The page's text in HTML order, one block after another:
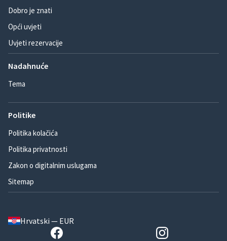
Dobro je znati
Opći uvjeti
Uvjeti rezervacije
Nadahnuće
Tema
Politike
Politika kolačića
Politika privatnosti
Zakon o digitalnim uslugama
Sitemap
Hrvatski — EUR